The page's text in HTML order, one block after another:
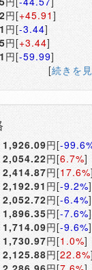
円[+45.91 ]
円[-3.44]
円[+3.44]
円[-59.99]
[続きを
1,926.09円[-
2,054.22円[6.7%]
2,414.87円[17.6%]
2,192.91 円[-9.2%]
2,052.72円[-6.4%]
1,896.35円[-7.6%]
1,714.09円[-9.6%]
1,730.97円[1.0%]
2,125.88円[22.8%]